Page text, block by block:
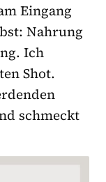
Eingang
Nahrung
Ich
Shot.
schmeckt